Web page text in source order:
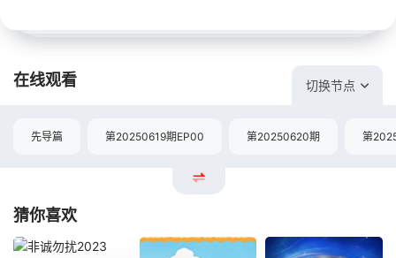
在线观看 切换节点
先导篇 第20250619期EP00 第20250620期 第
猜你喜欢